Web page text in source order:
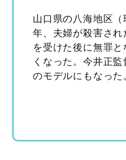
山口県の八海地区
年、夫婦が殺害さ
を受けた後に無罪
くなった。今井正監
のモデルにもなった。